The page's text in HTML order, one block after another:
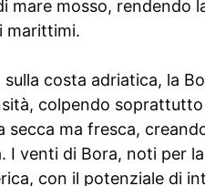
mare mosso, rendendo
marittimi.
costa adriatica, la
colpendo
secca ma fresca,
I venti di Bora, noti per
con il potenziale di